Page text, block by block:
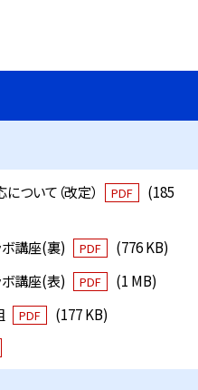
ついて（改定） PDF
(185
ボ講座(裏)
PDF
(776 KB)
ボ講座(表)
PDF
(1 MB)
PDF
(177 KB)